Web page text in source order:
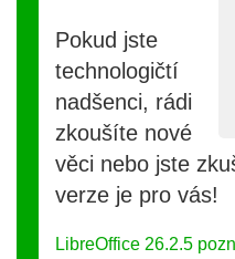
Pokud jste
technologičtí
nadšenci, rádi
zkoušíte nové
věci nebo jste
verze je pro vás!
LibreOffice 26.2.5